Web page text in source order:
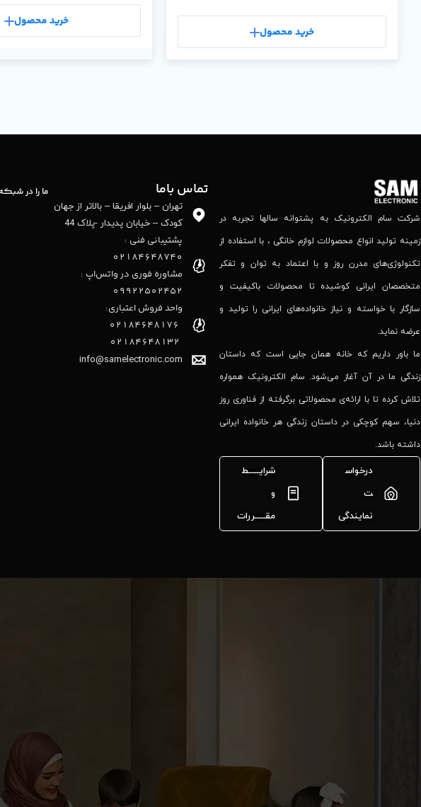
خرید محصول
خرید محصول
شرکت سام الکترونیک به پشتوانه‌ سالها تجربه در
زمینه تولید انواع محصولات لوازم خانگی ، با استفاده از
تکنولوژی‌های مدرن روز و با اعتماد به توان و تفکر
متخصصان ایرانی کوشیده تا محصولات باکیفیت و
سازگار با خواسته و نیاز خانواده‌های ایرانی را تولید و
عرضه نماید.
ما باور داریم که خانه همان جایی است که داستان
زندگی ما در آن آغاز می‌شود. سام الکترونیک همواره
تلاش کرده تا با ارائه‌ی محصولاتی برگرفته از فناوری روز
دنیا، سهم کوچکی در داستان زندگی هر خانواده ایرانی
داشته باشد.
درخواس
ت
نمایندگی
شرایـــــط
و
مقـــــررات
تماس باما
تهران – بلوار افریقا – بالاتر از جهان
کودک – خیابان پدیدار -پلاک 44
پشتیبانی فنی :
02184648740
مشاوره فوری در واتس‌اپ :
09922502452
واحد فروش اعتباری:
info@samelectronic.com
ما را در